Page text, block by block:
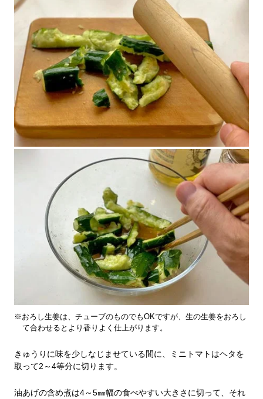
※おろし生姜は、チューブのものでもOKですが、生の生姜をおろし
て合わせるとより香りよく仕上がります。
きゅうりに味を少しなじませている間に、ミニトマトはヘタを
取って2～4等分に切ります。
油あげの含め煮は4～5㎜幅の食べやすい大きさに切って、それ